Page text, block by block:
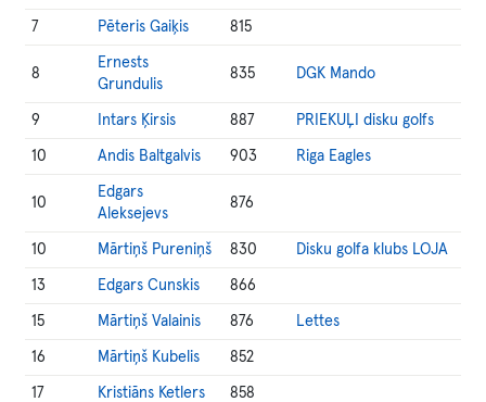
7 Pēteris Gaiķis 815
8
Ernests
Grundulis
835 DGK Mando
9 Intars Ķirsis 887 PRIEKUĻI disku golfs
10 Andis Baltgalvis 903 Riga Eagles
10
Edgars
Aleksejevs
876
10 Mārtiņš Pureniņš 830 Disku golfa klubs LOJA
13 Edgars Cunskis 866
15 Mārtiņš Valainis 876 Lettes
16 Mārtiņš Kubelis 852
17 Kristiāns Ketlers 858